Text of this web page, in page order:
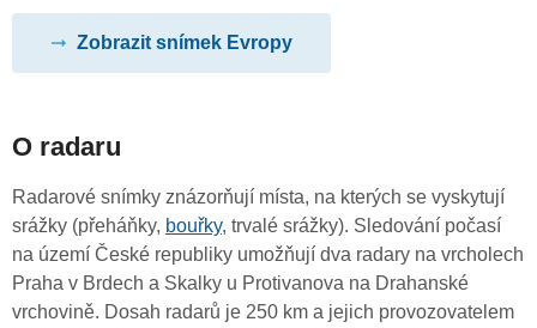
Zobrazit snímek Evropy
O radaru
Radarové snímky znázorňují místa, na kterých se vyskytují
srážky (přeháňky, bouřky, trvalé srážky). Sledování počasí
na území České republiky umožňují dva radary na vrcholech
Praha v Brdech a Skalky u Protivanova na Drahanské
vrchovině. Dosah radarů je 250 km a jejich provozovatelem